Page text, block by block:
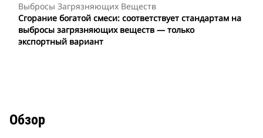
Выбросы Загрязняющих Веществ
Сгорание богатой смеси: соответствует стандартам на
выбросы загрязняющих веществ — только
экспортный вариант
Обзор